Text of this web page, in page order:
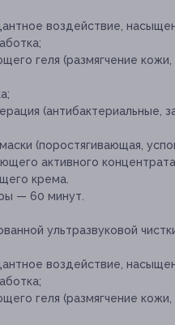
воздействие,
геля (размягчение
(поростягивающая,
активного
крема.
— 60 минут.
ультразвуковой
воздействие,
геля (размягчение